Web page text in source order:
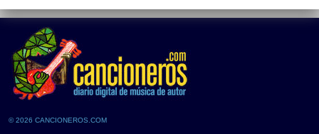
© 2026 CANCIONEROS.COM